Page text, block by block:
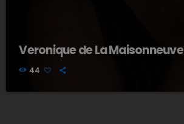
Veronique de La Maisonneuve
44